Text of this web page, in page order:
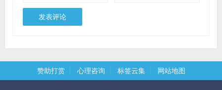
赞助打赏 心理咨询 标签云集 网站地图